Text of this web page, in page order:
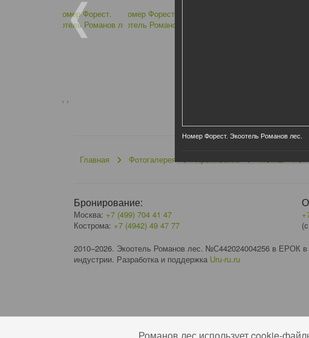
‹ ›
Главная Фотогалерея Проживание НОМЕР
Бронирование:
Москва: +7 (499) 704 41 47
Кострома: +7 (4942) 49 47 77
2010–2026. Экоотель Романов лес. №С442024004256 в ЕРОК в
индустрии. Разработка и поддержка Uru-ru.ru
Номер Форест. Экоотель Романов лес.